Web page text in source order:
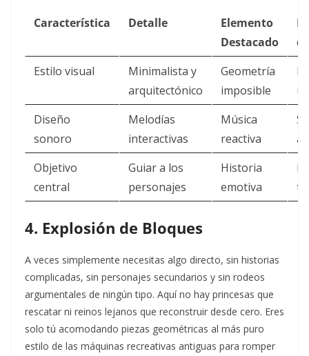
Característica Detalle
Elemento
Destacado
Estilo visual
Minimalista y
arquitectónico
Geometría
imposible
Diseño
sonoro
Melodías
interactivas
Música
reactiva
Objetivo
central
Guiar a los
personajes
Historia
emotiva
4. Explosión de Bloques
A veces simplemente necesitas algo directo, sin historias
complicadas, sin personajes secundarios y sin rodeos
argumentales de ningún tipo. Aquí no hay princesas que
rescatar ni reinos lejanos que reconstruir desde cero. Eres
solo tú acomodando piezas geométricas al más puro
estilo de las máquinas recreativas antiguas para romper